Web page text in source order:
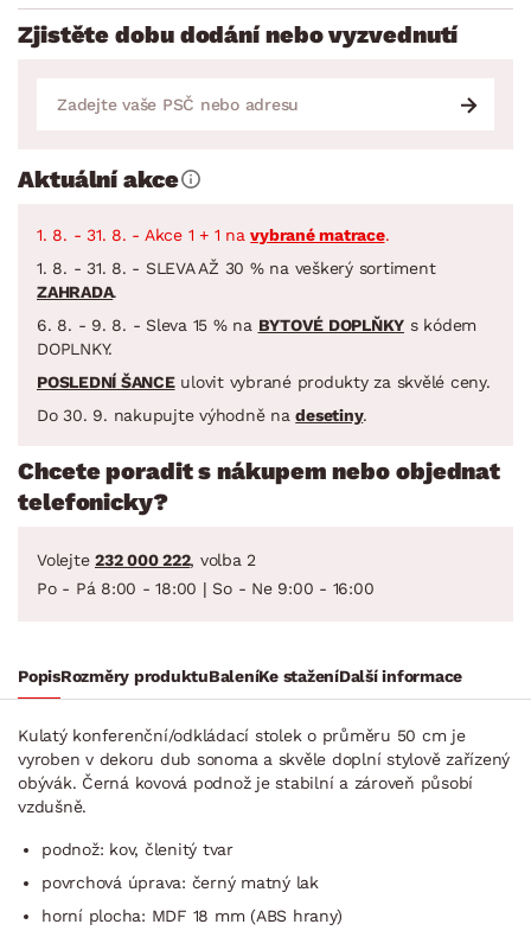
Zjistěte dobu dodání nebo vyzvednutí
Aktuální akce
1. 8. - 31. 8. - Akce 1 + 1 navybrané matrace.
1. 8. - 31. 8. - SLEVA AŽ 30 % na veškerý sortiment
ZAHRADA.
6. 8. - 9. 8. - Sleva 15 % na BYTOVÉ DOPLŇKY s kódem
DOPLNKY.
POSLEDNÍ ŠANCEulovit vybrané produkty za skvělé ceny.
Do 30. 9. nakupujte výhodně nadesetiny.
Chcete poradit s nákupem nebo objednat
telefonicky?
Volejte 232 000 222, volba 2
Po - Pá 8:00 - 18:00 | So - Ne 9:00 - 16:00
PopisRozměry produktuBaleníKe staženíDalší informace
Kulatý konferenční/od­kládací stolek o průměru 50 cm je
vyroben v dekoru dub sonoma a skvěle doplní stylově zařízený
obývák. Černá kovová podnož je stabilní a zároveň působí
vzdušně.
podnož: kov, členitý tvar
povrchová úprava: černý matný lak
horní plocha: MDF 18 mm (ABS hrany)